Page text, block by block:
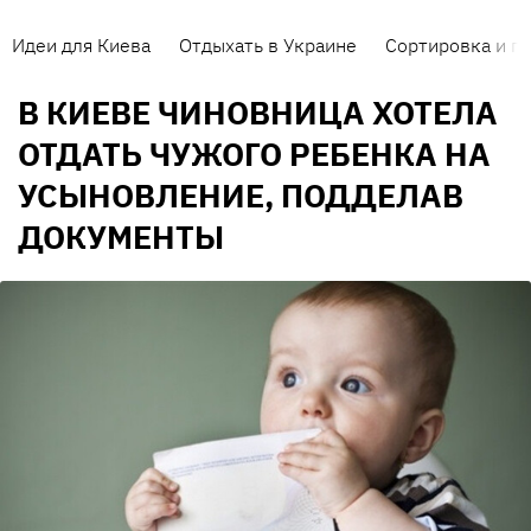
Идеи для Киева Отдыхать в Украине Сортировка и
В КИЕВЕ ЧИНОВНИЦА ХОТЕЛА
ОТДАТЬ ЧУЖОГО РЕБЕНКА НА
УСЫНОВЛЕНИЕ, ПОДДЕЛАВ
ДОКУМЕНТЫ